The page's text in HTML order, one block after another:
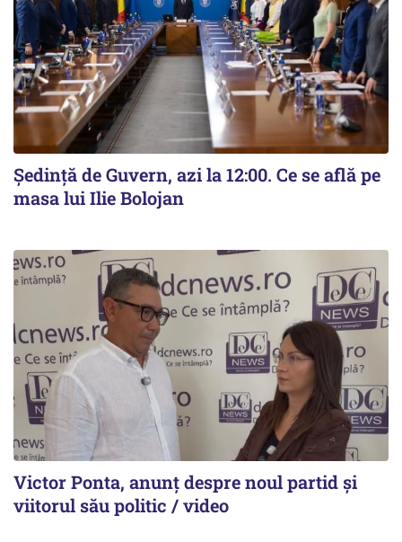
Ședință de Guvern, azi la 12:00. Ce se află pe
masa lui Ilie Bolojan
Victor Ponta, anunț despre noul partid și
viitorul său politic / video